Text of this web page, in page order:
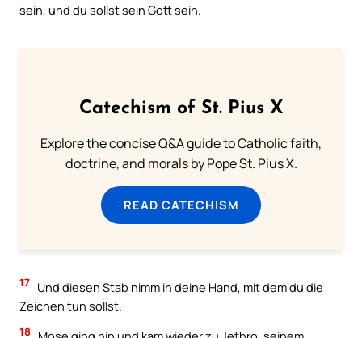
sein, und du sollst sein Gott sein.
Catechism of St. Pius X
Explore the concise Q&A guide to Catholic faith,
doctrine, and morals by Pope St. Pius X.
READ CATECHISM
17 Und diesen Stab nimm in deine Hand, mit dem du die
Zeichen tun sollst.
18